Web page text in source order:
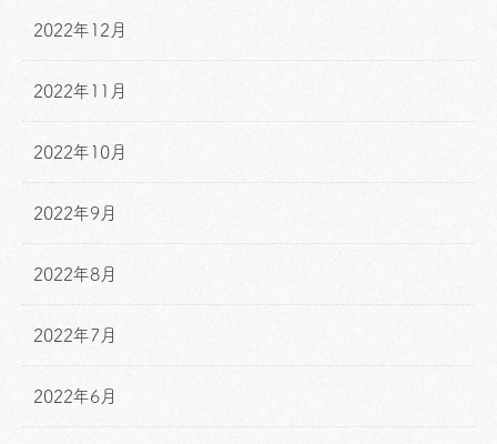
2022年12月
2022年11月
2022年10月
2022年9月
2022年8月
2022年7月
2022年6月